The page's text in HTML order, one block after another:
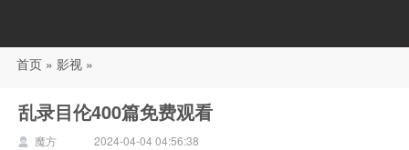
88影视
首页 » 影视 »
乱录目伦400篇免费观看
魔方 2024-04-04 04:56:38